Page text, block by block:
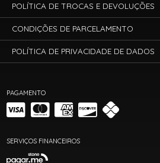
PAGAMENTO
SERVIÇOS FINANCEIROS
POLÍTICA DE TROCAS E DEVOLUÇÕES
CONDIÇÕES DE PARCELAMENTO
POLÍTICA DE PRIVACIDADE DE DADOS